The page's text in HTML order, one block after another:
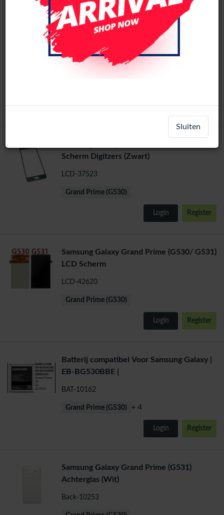
Samsung Galaxy Grand Prime (G531) Touch
Scherm Digitzers (Goud)
LCD-37526
Login Register
Scherm Digitzers (Zwart)
LCD-37523
Grand Prime (G530)
Login Register
Samsung Galaxy Grand Prime (G530/ G531)
LCD Scherm
LCD-42620
Grand Prime (G530)
Login Register
Batterij compatibel Voor Samsung Galaxy |
EB-BG530BBE |
BAT-10162
Grand Prime (G530) + 4
Login Register
Samsung Galaxy Grand Prime (G531)
Achterglas (Wit)
Back-10253
Sluiten